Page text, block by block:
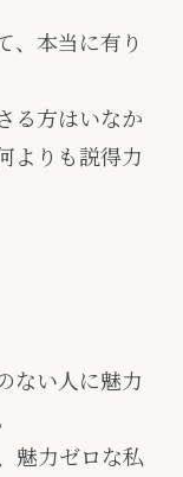
、本当に有り
る方はいなか
よりも説得力
ない人に魅力
魅力ゼロな私